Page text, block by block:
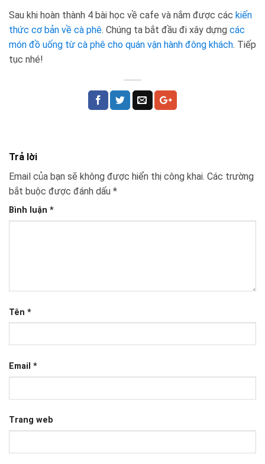
Sau khi hoàn thành 4 bài học về cafe và nắm được các kiến
thức cơ bản về cà phê. Chúng ta bắt đầu đi xây dựng các
món đồ uống từ cà phê cho quán vận hành đông khách. Tiếp
tục nhé!
Trả lời
Email của bạn sẽ không được hiển thị công khai. Các trường
bắt buộc được đánh dấu *
Bình luận *
Tên *
Email *
Trang web